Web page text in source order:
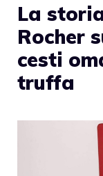
La
Rocher
cesti
truffa